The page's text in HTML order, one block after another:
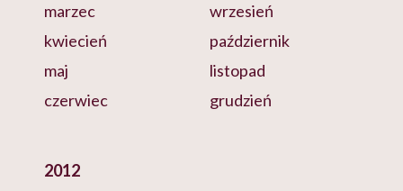
marzec
kwiecień
maj
czerwiec
wrzesień
październik
listopad
grudzień
2012